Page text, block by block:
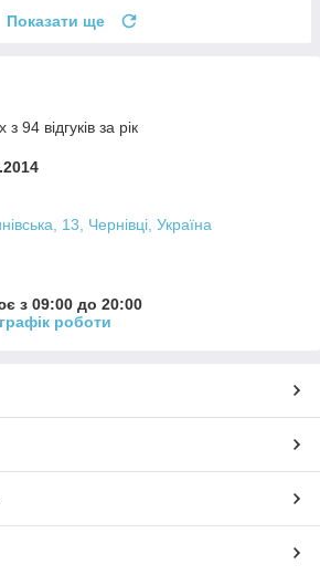
Показати ще
94 відгуків за рік
13, Чернівці, Україна
з 09:00 до 20:00
роботи